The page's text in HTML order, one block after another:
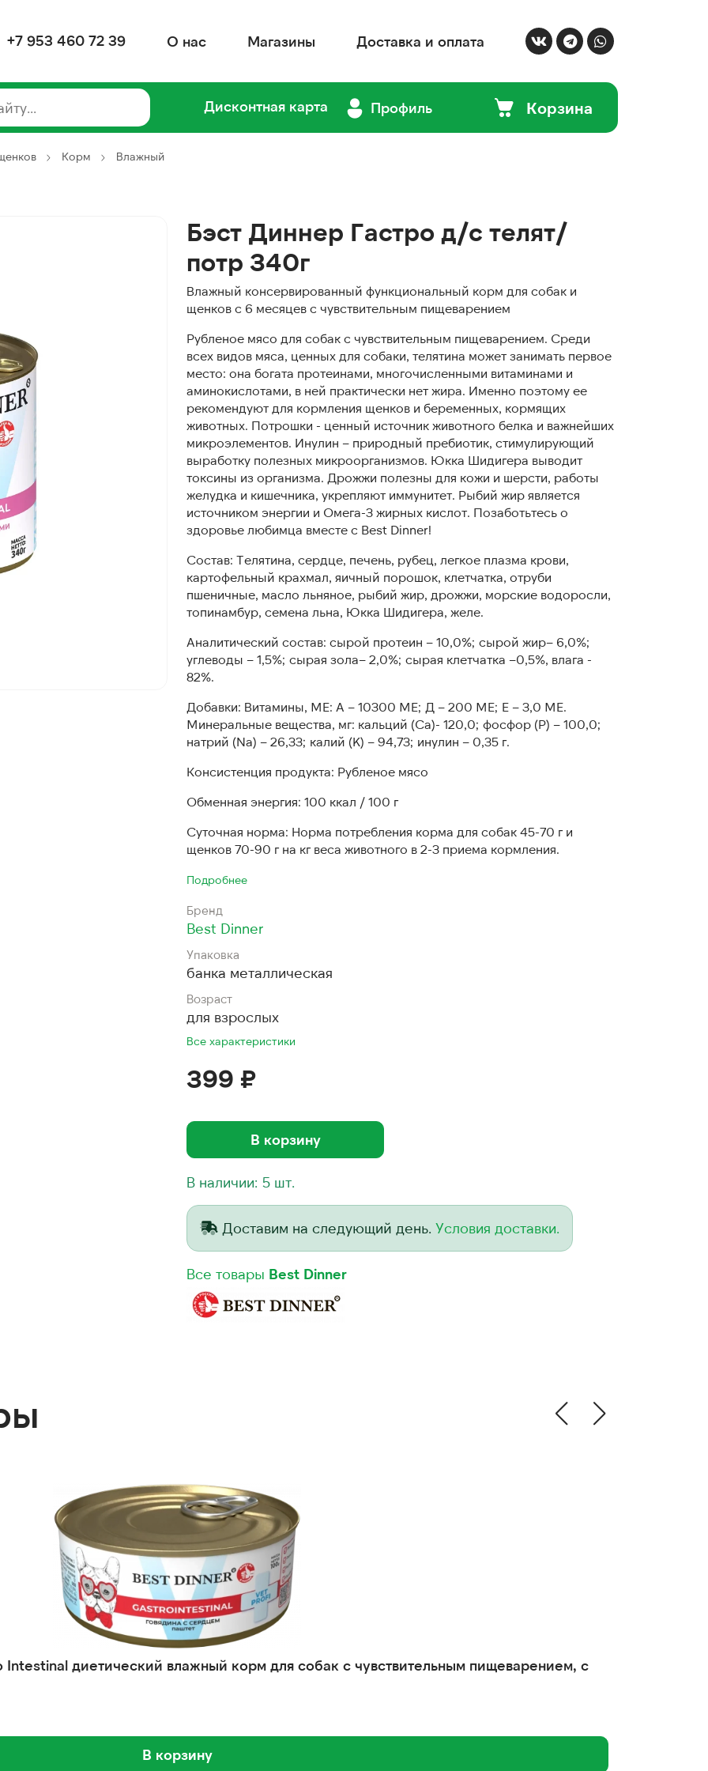
+7 953 460 72 39 О нас Магазины Доставка и оплата
Дисконтная карта Профиль Корзина
Корм Влажный
Бэст Диннер Гастро д/с телят/
потр 340г
Влажный консервированный функциональный корм для собак и
щенков с 6 месяцев с чувствительным пищеварением
Рубленое мясо для собак с чувствительным пищеварением. Среди
всех видов мяса, ценных для собаки, телятина может занимать первое
место: она богата протеинами, многочисленными витаминами и
аминокислотами, в ней практически нет жира. Именно поэтому ее
рекомендуют для кормления щенков и беременных, кормящих
животных. Потрошки - ценный источник животного белка и важнейших
микроэлементов. Инулин – природный пребиотик, стимулирующий
выработку полезных микроорганизмов. Юкка Шидигера выводит
токсины из организма. Дрожжи полезны для кожи и шерсти, работы
желудка и кишечника, укрепляют иммунитет. Рыбий жир является
источником энергии и Омега-3 жирных кислот. Позаботьтесь о
здоровье любимца вместе с Best Dinner!
Состав: Телятина, сердце, печень, рубец, легкое плазма крови,
картофельный крахмал, яичный порошок, клетчатка, отруби
пшеничные, масло льняное, рыбий жир, дрожжи, морские водоросли,
топинамбур, семена льна, Юкка Шидигера, желе.
Аналитический состав: сырой протеин – 10,0%; сырой жир– 6,0%;
углеводы – 1,5%; сырая зола– 2,0%; сырая клетчатка –0,5%, влага -
82%.
Добавки: Витамины, МЕ: А – 10300 МЕ; Д – 200 МЕ; Е – 3,0 МЕ.
Минеральные вещества, мг: кальций (Са)- 120,0; фосфор (Р) – 100,0;
натрий (Na) – 26,33; калий (K) – 94,73; инулин – 0,35 г.
Консистенция продукта: Рубленое мясо
Обменная энергия: 100 ккал / 100 г
Суточная норма: Норма потребления корма для собак 45-70 г и
щенков 70-90 г на кг веса животного в 2-3 приема кормления.
Подробнее
Бренд
Best Dinner
Упаковка
банка металлическая
Возраст
для взрослых
Все характеристики
399 ₽
В корзину
В наличии: 5 шт.
Доставим на следующий день. Условия доставки.
Все товары Best Dinner
диетический влажный корм для собак с чувствительным пищеварением, с
В корзину